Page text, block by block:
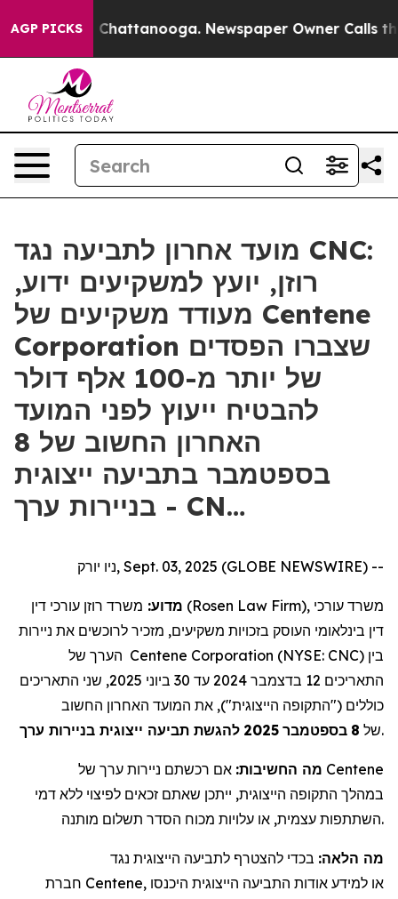
AGP PICKS
Chaos in Chattanooga. Newspaper Owner Calls the
מועד אחרון לתביעה נגד CNC:
רוזן, יועץ למשקיעים ידוע,
מעודד משקיעים של Centene
Corporation שצברו הפסדים
של יותר מ-100 אלף דולר
להבטיח ייעוץ לפני המועד
האחרון החשוב של 8
בספטמבר בתביעה ייצוגית
בניירות ערך - CN…
ניו יורק, Sept. 03, 2025 (GLOBE NEWSWIRE) --
מדוע: משרד רוזן עורכי דין (Rosen Law Firm), משרד עורכי
דין בינלאומי העוסק בזכויות משקיעים, מזכיר לרוכשים את ניירות
הערך של Centene Corporation (NYSE: CNC) בין
התאריכים 12 בדצמבר 2024 עד 30 ביוני 2025, שני התאריכים
כוללים ("התקופה הייצוגית"), את המועד האחרון החשוב
של 8 בספטמבר 2025 להגשת תביעה ייצוגית בניירות ערך .
מה החשיבות: אם רכשתם ניירות ערך של Centene
במהלך התקופה הייצוגית, ייתכן שאתם זכאים לפיצוי ללא דמי
השתתפות עצמית, או עלויות מכוח הסדר תשלום מותנה.
מה הלאה: בכדי להצטרף לתביעה הייצוגית נגד
חברת Centene, או למידע אודות התביעה הייצוגית היכנסו